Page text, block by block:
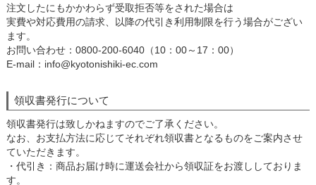
注文したにもかかわらず受取拒否等をされた場合は
実費や対応費用の請求、以降の代引き利用制限を行う場合がござい
ます。
お問い合わせ：0800-200-6040（10：00～17：00）
E-mail：info@kyotonishiki-ec.com
領収書発行について
領収書発行は致しかねますのでご了承ください。
なお、お支払方法に応じてそれぞれ領収書となるものをご案内させ
ていただきます。
・代引き：商品お届け時に運送会社から領収証をお渡ししておりま
す。